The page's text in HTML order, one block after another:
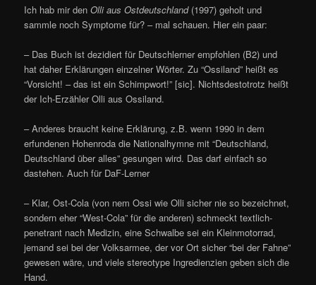
Ich hab mir denOlli aus Ostdeutschland(1997) geholt und
sammle noch Symptome für? – mal schauen. Hier ein paar:
– Das Buch ist dezidiert für Deutschlerner empfohlen (B2) und
hat daher Erklärungen einzelner Wörter. Zu “Ossiland” heißt es
“Vorsicht! – das ist ein Schimpwort!” [sic]. Nichtsdestotrotz heißt
der Ich-Erzähler Olli aus Ossiland.
– Anderes braucht keine Erklärung, z.B. wenn 1990 in dem
erfundenen Hohenroda die Nationalhymne mit “Deutschland,
Deutschland über alles” gesungen wird. Das darf einfach so
dastehen. Auch für DaF-Lerner
– Klar, Ost-Cola (von nem Ossi wie Olli sicher nie so bezeichnet,
sondern eher “West-Cola” für die anderen) schmeckt textlich-
penetrant nach Medizin, eine Schwalbe sei ein Kleinmotorrad,
jemand sei bei der Volksarmee, der vor Ort sicher “bei der Fahne”
gewesen wäre, und viele stereotype Ingredienzien geben sich die
Hand.